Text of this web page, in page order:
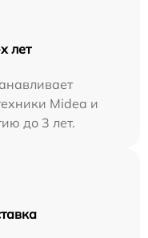
лет
Midea и
до 3 лет.